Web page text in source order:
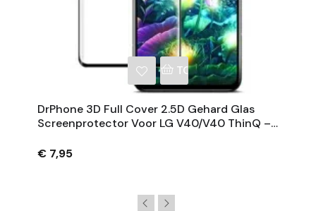
TOEVOEGEN AAN
DrPhone 3D Full Cover 2.5D Gehard Glas
Screenprotector Voor LG V40/V40 ThinQ –
€ 7,95